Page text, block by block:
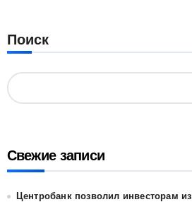
Поиск
Свежие записи
Центробанк позволил инвесторам